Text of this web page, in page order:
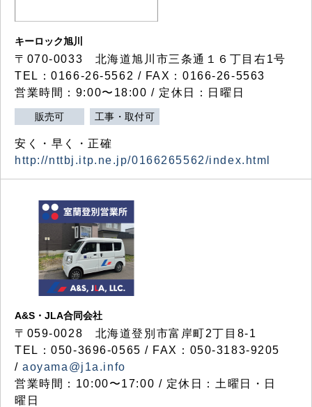
キーロック旭川
〒070-0033 北海道旭川市三条通１６丁目右1号
TEL：0166-26-5562 / FAX：0166-26-5563
営業時間：9:00〜18:00 / 定休日：日曜日
販売可 工事・取付可
安く・早く・正確
http://nttbj.itp.ne.jp/0166265562/index.html
A&S・JLA合同会社
〒 059-0028 北海道登別市富岸町2丁目 8-1
TEL：050-3696-0565 / FAX：050-3183-9205
/aoyama@j1a.info
営業時間：10:00〜17:00 / 定休日：土曜日・日
曜日